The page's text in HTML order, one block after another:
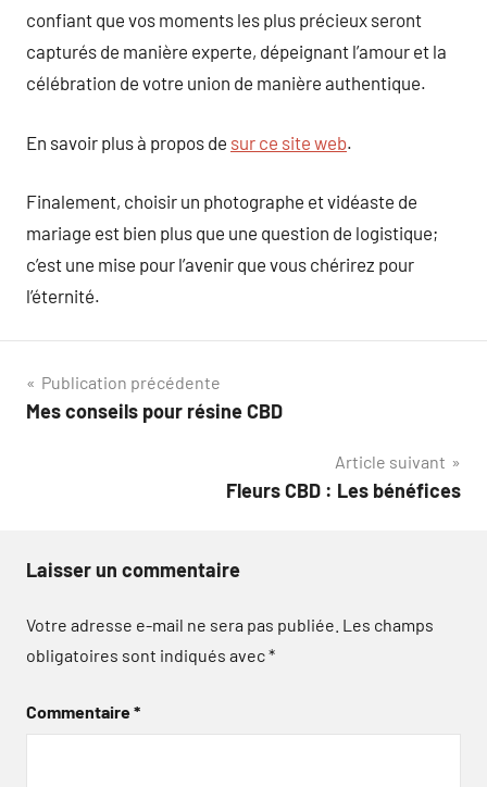
confiant que vos moments les plus précieux seront
capturés de manière experte, dépeignant l’amour et la
célébration de votre union de manière authentique.
En savoir plus à propos de sur ce site web.
Finalement, choisir un photographe et vidéaste de
mariage est bien plus que une question de logistique;
c’est une mise pour l’avenir que vous chérirez pour
l’éternité.
Navigation
de
Publication précédente
Mes conseils pour résine CBD
Article suivant
Fleurs CBD : Les bénéfices
Laisser un commentaire
Votre adresse e-mail ne sera pas publiée. Les champs
obligatoires sont indiqués avec*
Commentaire*